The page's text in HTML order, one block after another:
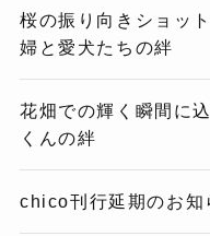
桜の振り向きショッ
婦と愛犬たちの絆
花畑での輝く瞬間に
くんの絆
chico刊行延期のお知